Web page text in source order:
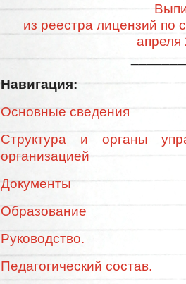
из реестра лицензий по
апреля
Навигация:
Основные сведения
Структура и органы
организацией
Документы
Образование
Руководство.
Педагогический состав.